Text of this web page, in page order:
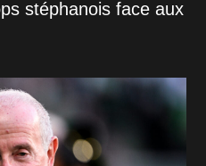
stéphanois face aux